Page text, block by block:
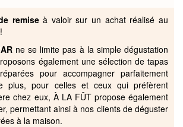
remiseà valoir sur un achat réalisé au
ne se limite pas à la simple dégustation
également une sélection de tapas
pour accompagner parfaitement
plus, pour celles et ceux qui préfèrent
chez eux, À LA FÛT propose également
permettant ainsi à nos clients de déguster
à la maison.